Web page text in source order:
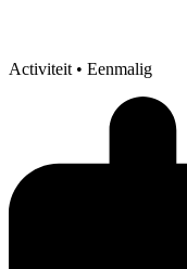
Activiteit • Eenmalig